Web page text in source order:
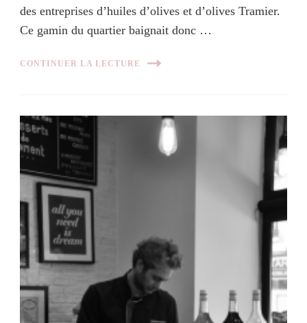
des entreprises d’huiles d’olives et d’olives Tramier.
Ce gamin du quartier baignait donc …
CONTINUER LA LECTURE